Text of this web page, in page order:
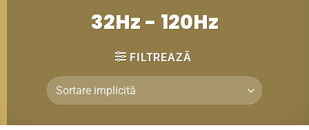
32Hz - 120Hz
FILTREAZĂ